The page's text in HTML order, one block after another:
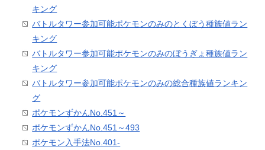
キング
バトルタワー参加可能ポケモンのみのとくぼう種族値ラン
キング
バトルタワー参加可能ポケモンのみのぼうぎょ種族値ラン
キング
バトルタワー参加可能ポケモンのみの総合種族値ランキン
グ
ポケモンずかんNo.451～
ポケモンずかんNo.451～493
ポケモン入手法No.401-